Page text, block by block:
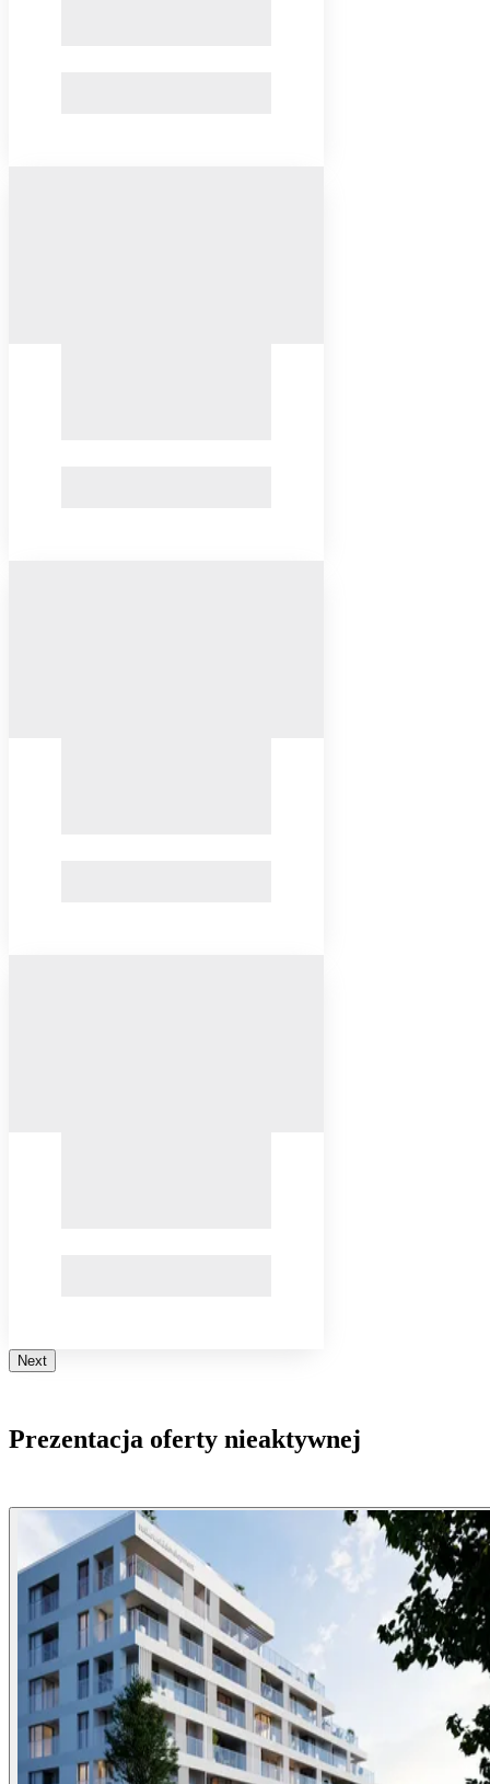
Next
Prezentacja oferty nieaktywnej